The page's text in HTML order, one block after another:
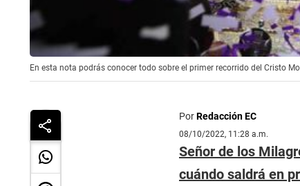
En esta nota podrás conocer todo sobre el primer recorrido del Cristo
PorRedacción EC
08/10/2022, 11:28 a.m.
Señor de los
cuándo saldrá en